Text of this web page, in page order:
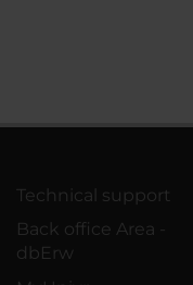
Technical support
Back office Area -
dbErw